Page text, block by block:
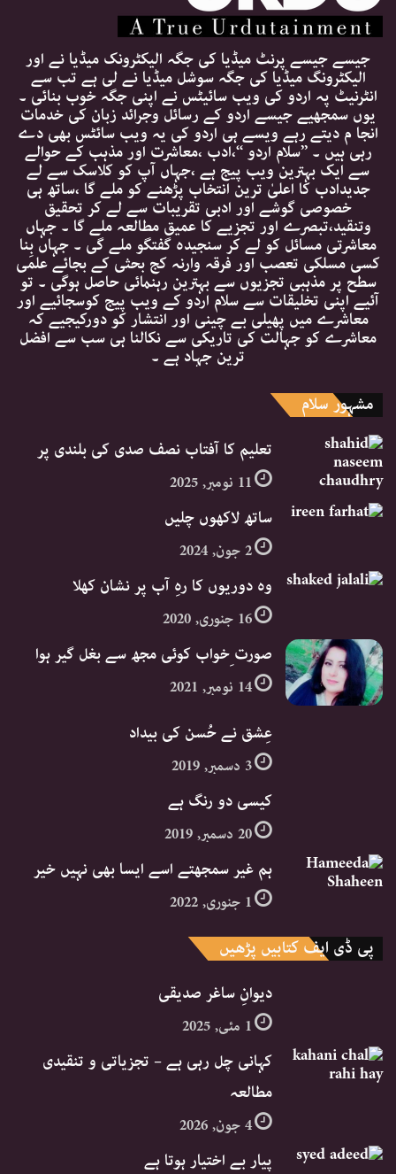
جیسے جیسے پرنٹ میڈیا کی جگہ الیکٹرونک میڈیا نے اور
الیکٹرونگ میڈیا کی جگہ سوشل میڈیا نے لی ہے تب سے
انٹرنیٹ پہ اردو کی ویب سائیٹس نے اپنی جگہ خوب بنائی ۔
یوں سمجھیے جیسے اردو کے رسائل وجرائد زبان کی خدمات
انجا م دیتے رہے ویسے ہی اردو کی یہ ویب سائٹس بھی دے
رہی ہیں ۔ ’’سلام اردو ‘‘،ادب ،معاشرت اور مذہب کے حوالے
سے ایک بہترین ویب پیج ہے ،جہاں آپ کو کلاسک سے لے
جدیدادب کا اعلیٰ ترین انتخاب پڑھنے کو ملے گا ،ساتھ ہی
خصوصی گوشے اور ادبی تقریبات سے لے کر تحقیق
وتنقید،تبصرے اور تجزیے کا عمیق مطالعہ ملے گا ۔ جہاں
معاشرتی مسائل کو لے کر سنجیدہ گفتگو ملے گی ۔ جہاں بِنا
کسی مسلکی تعصب اور فرقہ وارنہ کج بحثی کے بجائے علمی
سطح پر مذہبی تجزیوں سے بہترین رہنمائی حاصل ہوگی ۔ تو
آئیے اپنی تخلیقات سے سلام اردو کے ویب پیج کوسجائیے اور
معاشرے میں پھیلی بے چینی اور انتشار کو دورکیجیے کہ
معاشرے کو جہالت کی تاریکی سے نکالنا ہی سب سے افضل
ترین جہاد ہے ۔
مشہور سلام
تعلیم کا آفتاب نصف صدی کی بلندی پر
11 نومبر, 2025
ساتھ لاکھوں چلیں
2 جون, 2024
وہ دوریوں کا رہِ آب پر نشان کھلا
16 جنوری, 2020
صورت ِخواب کوئی مجھ سے بغل گیر ہوا
14 نومبر, 2021
عِشق نے حُسن کی بیداد
3 دسمبر, 2019
کیسی دو رنگ ہے
20 دسمبر, 2019
ہم غیر سمجھتے اسے ایسا بھی نہیں خیر
1 جنوری, 2022
پی ڈی ایف کتابیں پڑھیں
دیوانِ ساغر صدیقی
1 مئی, 2025
کہانی چل رہی ہے – تجزیاتی و تنقیدی
مطالعہ
4 جون, 2026
پیار بے اختیار ہوتا ہے